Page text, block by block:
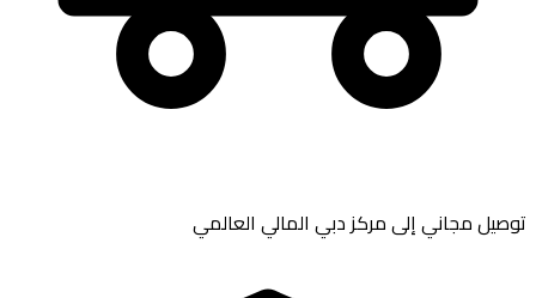
توصيل مجاني إلىمركز دبي المالي العالمي